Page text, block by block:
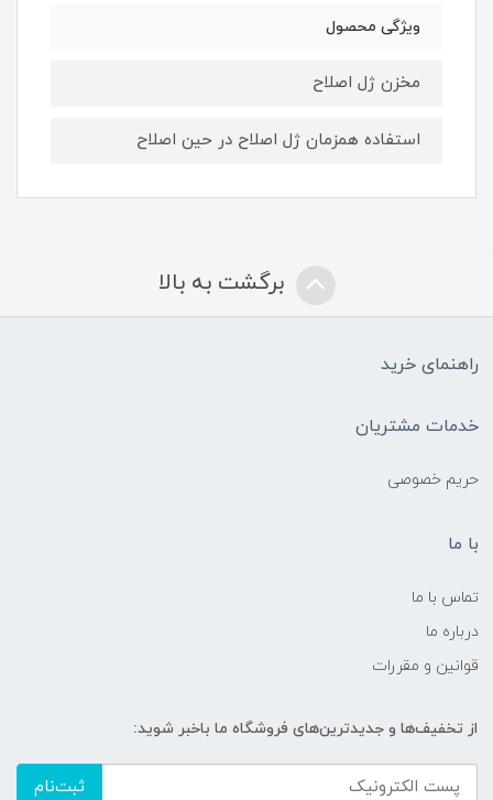
ویژگی محصول
مخزن ژل اصلاح
استفاده همزمان ژل اصلاح در حین اصلاح
برگشت به بالا
راهنمای خرید
خدمات مشتریان
حریم خصوصی
با ما
تماس با ما
درباره ما
قوانین و مقررات
از تخفیف‌ها و جدیدترین‌های فروشگاه ما باخبر شوید:
ثبت‌نام